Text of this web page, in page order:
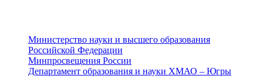
Министерство науки и высшего образования
Российской Федерации
Минпросвещения России
Департамент образования и науки ХМАО – Югры